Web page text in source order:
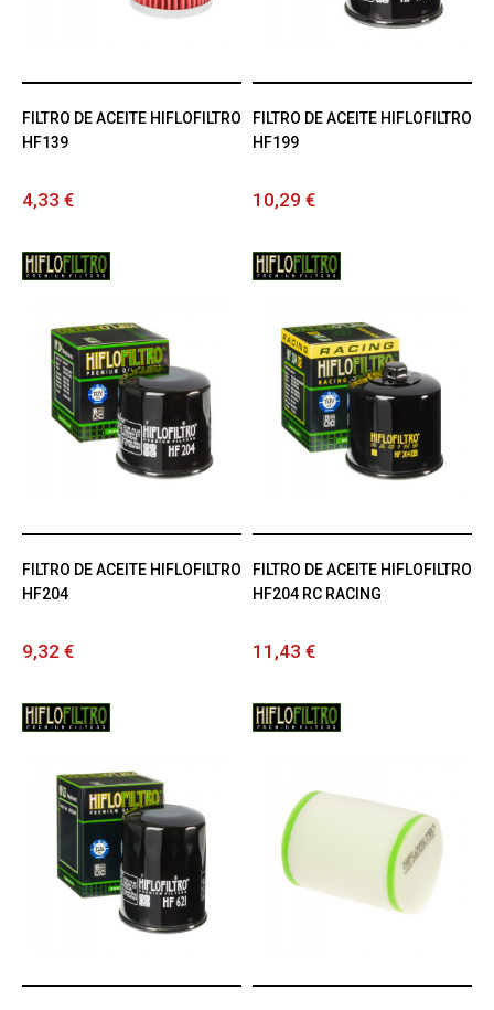
FILTRO DE ACEITE HIFLOFILTRO
HF139
4,33 €
FILTRO DE ACEITE HIFLOFILTRO
HF199
10,29 €
FILTRO DE ACEITE HIFLOFILTRO
HF204
9,32 €
FILTRO DE ACEITE HIFLOFILTRO
HF204 RC RACING
11,43 €